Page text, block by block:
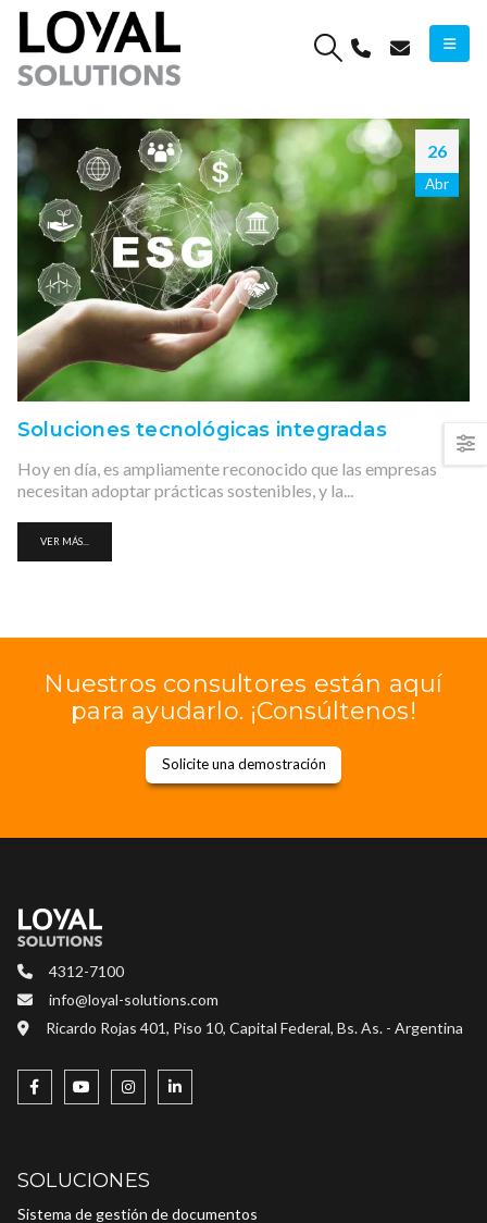
26
Abr
Soluciones tecnológicas integradas
Hoy en día, es ampliamente reconocido que las empresas
necesitan adoptar prácticas sostenibles, y la...
VER MÁS...
Nuestros consultores están aquí
para ayudarlo. ¡Consúltenos!
Solicite una demostración
4312-7100
info@loyal-solutions.com
Ricardo Rojas 401, Piso 10, Capital Federal, Bs. As. - Argentina
SOLUCIONES
Sistema de gestión de documentos